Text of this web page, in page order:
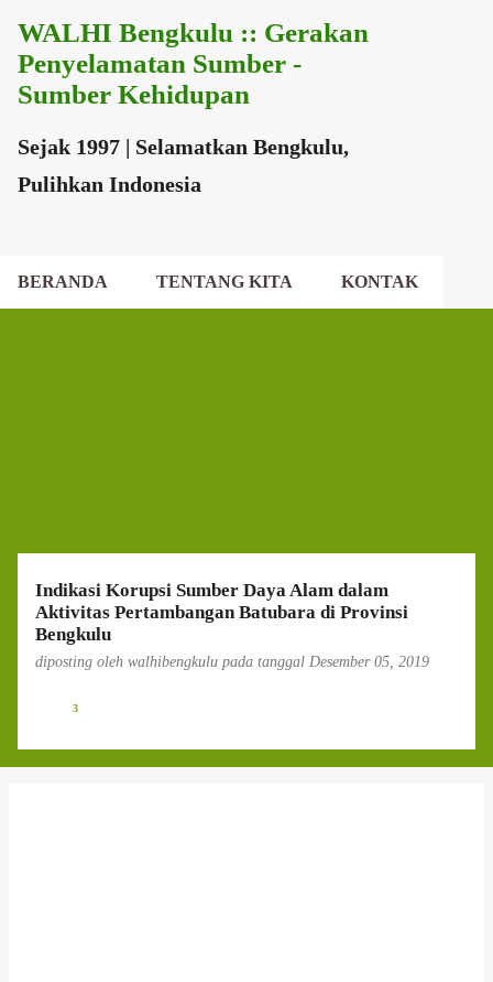
Langsung ke konten utama
WALHI Bengkulu :: Gerakan
Penyelamatan Sumber -
Sumber Kehidupan
Sejak 1997 | Selamatkan Bengkulu,
Pulihkan Indonesia
BERANDA TENTANG KITA KONTAK
Indikasi Korupsi Sumber Daya Alam dalam
Aktivitas Pertambangan Batubara di Provinsi
Bengkulu
diposting oleh walhibengkulu pada tanggal Desember 05, 2019
3